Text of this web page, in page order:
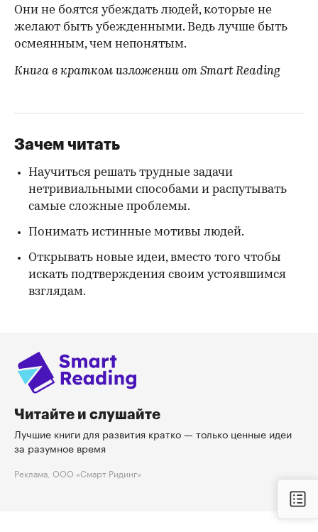
Они не боятся убеждать людей, которые не
желают быть убежденными. Ведь лучше быть
осмеянным, чем непонятым.
Книга в кратком изложении от Smart Reading
Зачем читать
Научиться решать трудные задачи
нетривиальными способами и распутывать
самые сложные проблемы.
Понимать истинные мотивы людей.
Открывать новые идеи, вместо того чтобы
искать подтверждения своим устоявшимся
взглядам.
Читайте и слушайте
Лучшие книги для развития кратко — только ценные идеи
за разумное время
Реклама, ООО «Смарт Ридинг»